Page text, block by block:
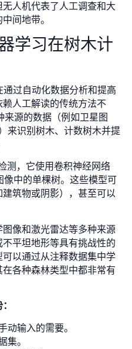
人机代表了人工调查和大
间地带。
学习在树木计
通过自动化数据分析和提高
人工解读的传统方法不
来源的数据（例如卫星图
来识别树木、计数树木并提
测，它使用卷积神经网络
像中的单棵树。这些模型可
筑物或阴影），甚至可以
像和激光雷达等多种来源
平坦地形等具有挑战性的
以通过从注释数据集中学
各种森林类型中都非常有
动输入的需要。
集。